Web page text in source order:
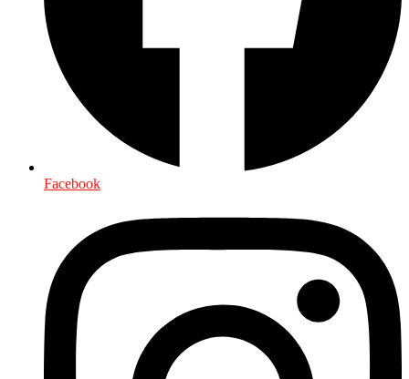
Facebook